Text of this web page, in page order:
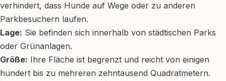
verhindert, dass Hunde auf Wege oder zu anderen
Parkbesuchern laufen.
Lage: Sie befinden sich innerhalb von städtischen Parks
oder Grünanlagen.
Größe: Ihre Fläche ist begrenzt und reicht von einigen
hundert bis zu mehreren zehntausend Quadratmetern.